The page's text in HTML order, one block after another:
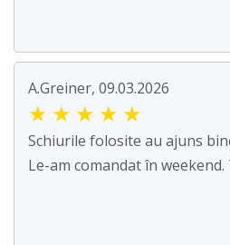
A.Greiner, 09.03.2026
★ ★ ★ ★ ★
Schiurile folosite au ajuns
Le-am comandat în